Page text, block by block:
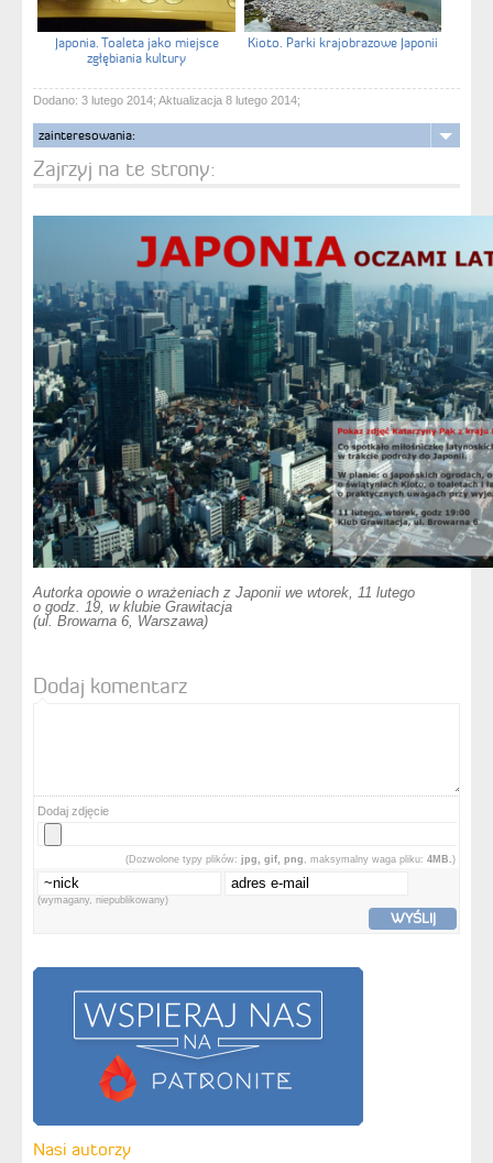
Japonia. Toaleta jako miejsce
zgłębiania kultury
Kioto. Parki krajobrazowe Japonii
Dodano: 3 lutego 2014; Aktualizacja 8 lutego 2014;
zainteresowania:
Zajrzyj na te strony:
Autorka opowie o wrażeniach z Japonii we wtorek, 11 lutego
o godz. 19, w klubie Grawitacja
(ul. Browarna 6, Warszawa)
Dodaj komentarz
Dodaj zdjęcie
(Dozwolone typy plików: jpg, gif, png , maksymalny waga pliku: 4MB. )
(wymagany, niepublikowany)
WYŚLIJ
Nasi autorzy